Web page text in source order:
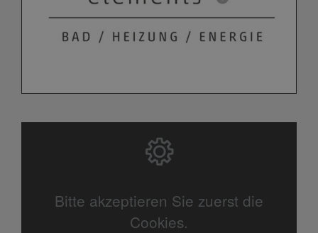
Bitte akzeptieren Sie zuerst die
Cookies.